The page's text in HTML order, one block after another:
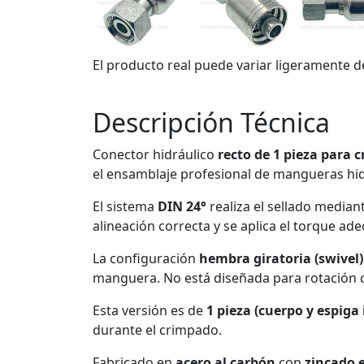
El producto real puede variar ligeramente
Descripción Técnica
Conector hidráulico recto de 1 pieza para
el ensamblaje profesional de mangueras
El sistema DIN 24° realiza el sellado
alineación correcta y se aplica el torque
La configuración hembra giratoria (swivel)
manguera. No está diseñada para
Esta versión es de 1 pieza (cuerpo y
durante el crimpado.